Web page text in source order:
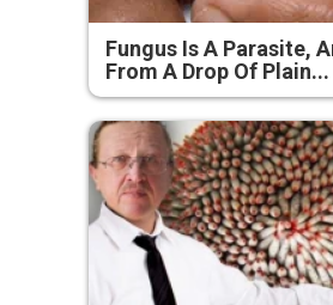
Fungus Is A Parasite,
From A Drop Of Plain...